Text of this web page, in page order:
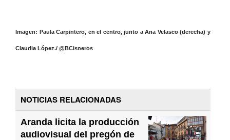
Imagen: Paula Carpintero, en el centro, junto a Ana Velasco (derecha) y
Claudia López./ @BCisneros
NOTICIAS RELACIONADAS
Aranda licita la producción
audiovisual del pregón de